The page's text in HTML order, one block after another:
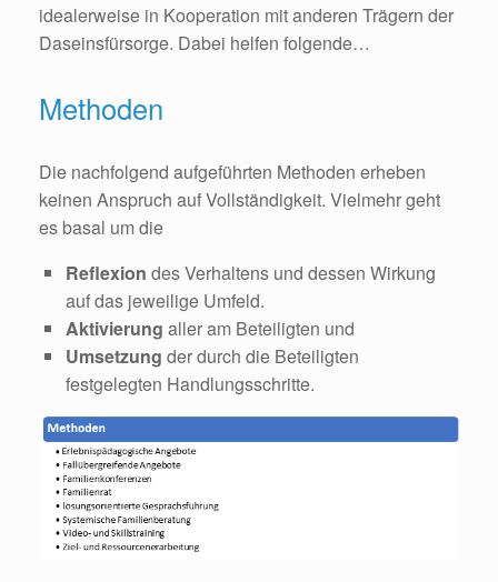
idealerweise in Kooperation mit anderen Trägern der
Daseinsfürsorge. Dabei helfen folgende…
Methoden
Die nachfolgend aufgeführten Methoden erheben
keinen Anspruch auf Vollständigkeit. Vielmehr geht
es basal um die
Reflexion des Verhaltens und dessen Wirkung
auf das jeweilige Umfeld.
Aktivierung aller am Beteiligten und
Umsetzung der durch die Beteiligten
festgelegten Handlungsschritte.